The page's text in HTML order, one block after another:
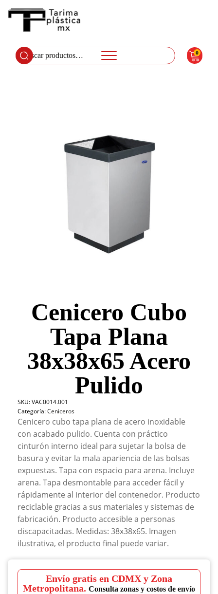
Buscar
por:
0
Cenicero Cubo
Tapa Plana
38x38x65 Acero
Pulido
SKU:VAC0014.001
Categoría:Ceniceros
Cenicero cubo tapa plana de acero inoxidable
con acabado pulido. Cuenta con práctico
cinturón interno ideal para sujetar la bolsa de
basura y evitar la mala apariencia de las bolsas
expuestas. Tapa con espacio para arena. Incluye
arena. Tapa desmontable para acceder fácil y
rápidamente al interior del contenedor. Producto
reciclable gracias a sus materiales y sistemas de
fabricación. Producto accesible a personas
discapacitadas. Medidas: 38x38x65. Imagen
ilustrativa, el producto final puede variar.
Envío gratis en CDMX y Zona
Metropolitana. Consulta zonas y costos de envío